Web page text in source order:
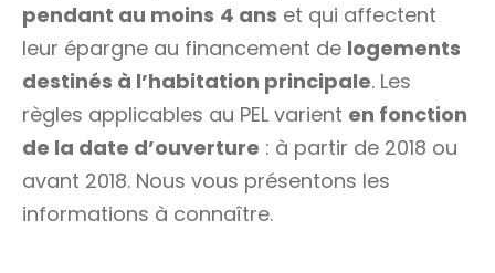
pendant au moins 4 ans et qui affectent
leur épargne au financement de logements
destinés à l’habitation principale. Les
règles applicables au PEL varient en fonction
de la date d’ouverture : à partir de 2018 ou
avant 2018. Nous vous présentons les
informations à connaître.